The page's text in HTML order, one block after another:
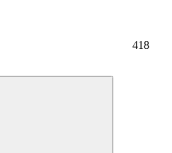
418